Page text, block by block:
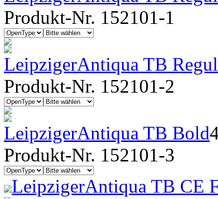
Produkt-Nr. 152101-1
LeipzigerAntiqua TB
Produkt-Nr. 152101-2
LeipzigerAntiqua TB Bold
Produkt-Nr. 152101-3
LeipzigerAntiqua TB CE